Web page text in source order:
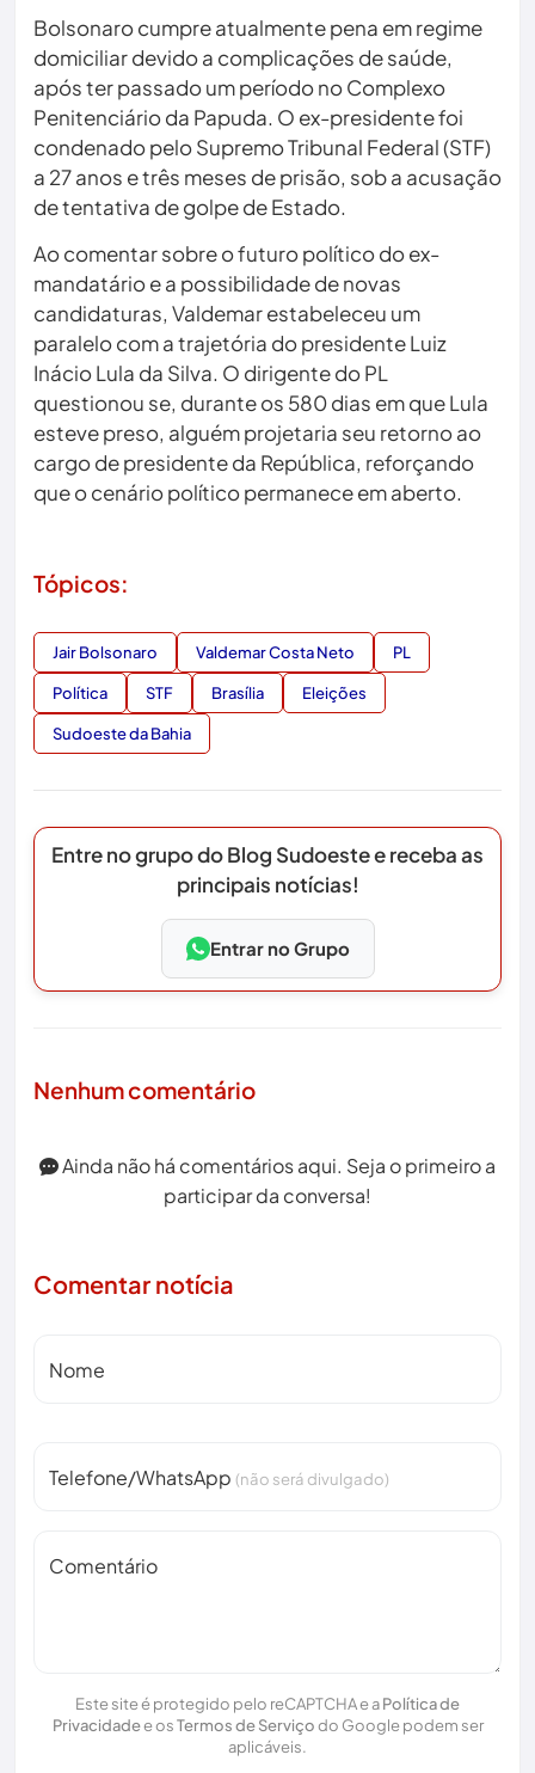
Bolsonaro cumpre atualmente pena em regime
domiciliar devido a complicações de saúde,
após ter passado um período no Complexo
Penitenciário da Papuda. O ex-presidente foi
condenado pelo Supremo Tribunal Federal (STF)
a 27 anos e três meses de prisão, sob a acusação
de tentativa de golpe de Estado.
Ao comentar sobre o futuro político do ex-
mandatário e a possibilidade de novas
candidaturas, Valdemar estabeleceu um
paralelo com a trajetória do presidente Luiz
Inácio Lula da Silva. O dirigente do PL
questionou se, durante os 580 dias em que Lula
esteve preso, alguém projetaria seu retorno ao
cargo de presidente da República, reforçando
que o cenário político permanece em aberto.
Tópicos:
Jair Bolsonaro Valdemar Costa Neto PL
Política STF Brasília Eleições
Sudoeste da Bahia
Entre no grupo do Blog Sudoeste e receba as
principais notícias!
Entrar no Grupo
Nenhum comentário
Ainda não há comentários aqui. Seja o primeiro a
participar da conversa!
Comentar notícia
Nome
Telefone/WhatsApp (não será divulgado)
Comentário
Este site é protegido pelo reCAPTCHA e aPolítica de
Privacidadee osTermos de Serviçodo Google podem ser
aplicáveis.